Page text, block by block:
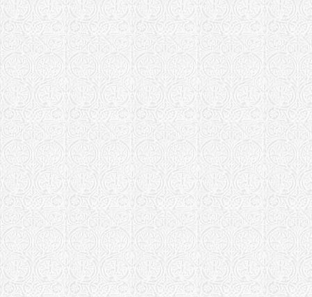
Храм
Московская
Борисо-
Храм
Храм
Храм